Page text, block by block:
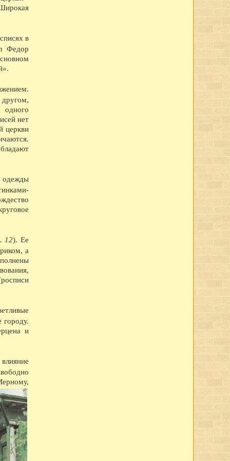
до 1744 года.
Предтечи в Рощенье.
Исаакиевского соборов в Москве - пьедестал памятника Минину и
один из основателей русской терапевтической школы,
г.
сроком обучения.
руководитель кафедры хирургии Московского университета.
Вологды и составитель первого гербария и списка растений
мост.
1918 гг.), крупнейший социолог и публицист. В Вологде им
которую очень высоко ценил Карл Маркс.
церквей, 22 монастыря (18 мужских, 4 женских).
предстоящей казни Сакко и Ванцетти.
заказ на изготовление кормозапарочных машин для Польской и
республики Вьетнам.
имени Горького и Искра создан лекторий. Лекции на
темы читают квалифицированные лекторы городского отделения
Двина отданы в ведение Вологодской архиепископии
и кустарно-промышленной выставке в Ярославле.
в Вологде насчитывались 41 школа I ступени, 3 семилетки и 12
в Англию четыре вагона сливочного масла.
горняков Англии среди трудящихся города.
экспедиция для дальнейших исследований стоянок
области методом народной стройки в короткий срок
строительстве льнокомбината построена чесальная фабрика,
здание школы ФЗУ. Начато сооружение 70-метровой трубы и
производство автолесовоза А-51-12 в 73 л.с., вместо 40 у старых
час, вместо 25 у предыдущих. Это самый быстроходный и мощный
Германии рабочие и служащие промышленных предприятий города
в
Федор
одного
нет
церкви
одежды
12). Ее
а
и